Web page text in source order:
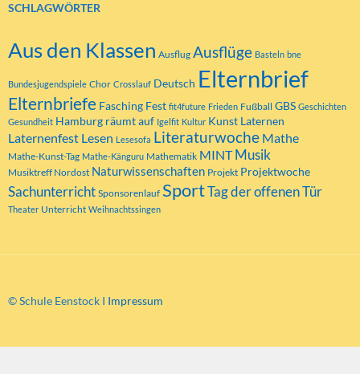
SCHLAGWÖRTER
Aus den Klassen Ausflug Ausflüge Basteln bne
Bundesjugendspiele Chor Crosslauf Deutsch Elternbrief
Elternbriefe Fasching Fest fit4future Frieden Fußball GBS Geschichten
Gesundheit Hamburg räumt auf Igelfit Kultur Kunst Laternen
Laternenfest Lesen Lesesofa Literaturwoche Mathe
Mathe-Kunst-Tag Mathe-Känguru Mathematik MINT Musik
Musiktreff Nordost Naturwissenschaften Projekt Projektwoche
Sachunterricht Sponsorenlauf SportTag der offenen Tür
Theater Unterricht Weihnachtssingen
© Schule Eenstock I Impressum